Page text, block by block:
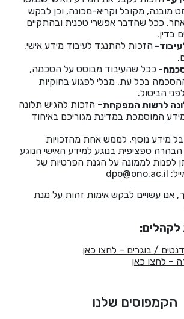
מובנה, מקובל וקריא-מכונה, וכן לבקש
אחר, ככל שהדבר אפשרי טכנית ובהתקיים
בדין.
הזכות להתנגד לעיבוד מידע אישי,
ככל שהעיבוד מבוסס על הסכמה,
בכל עת, מבלי לפגוע בחוקיות
הביטול.
לרשות המפקחת– הזכות להגיש תלונה
המוסמכת במדינת מגוריכם באיחוד
מידע נוסף, לממש אחת מהזכויות
ספציפית בנוגע למידע האישי הנוגע
לפנות לממונה על הגנת הפרטיות של
dpo@ono.ac.il
אנו עשויים לבקש אימות זהות על מנת
לקהלים:
/ בוגרים – לחצו כאן
– לחצו כאן
הקמפוסים שלנו